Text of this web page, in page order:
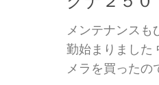
メンテナンスも
勤始まりました
メラを買ったの